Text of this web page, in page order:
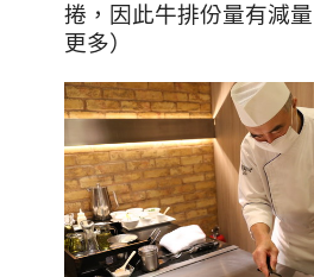
捲，因此牛排份量有減
更多）